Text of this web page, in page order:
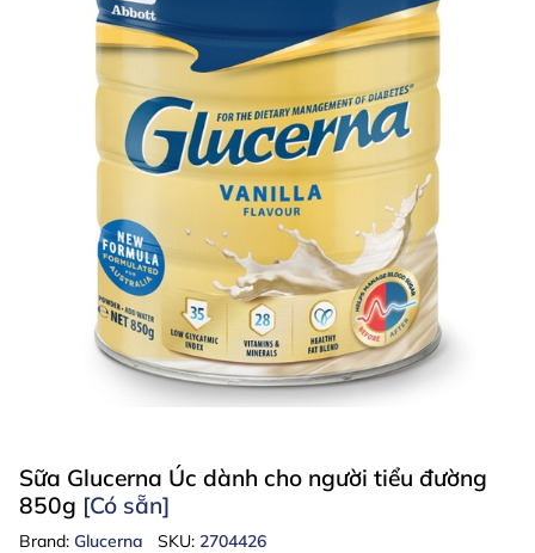
Sữa Glucerna Úc dành cho người tiểu đường
850g [Có sẵn]
Brand: Glucerna SKU: 2704426